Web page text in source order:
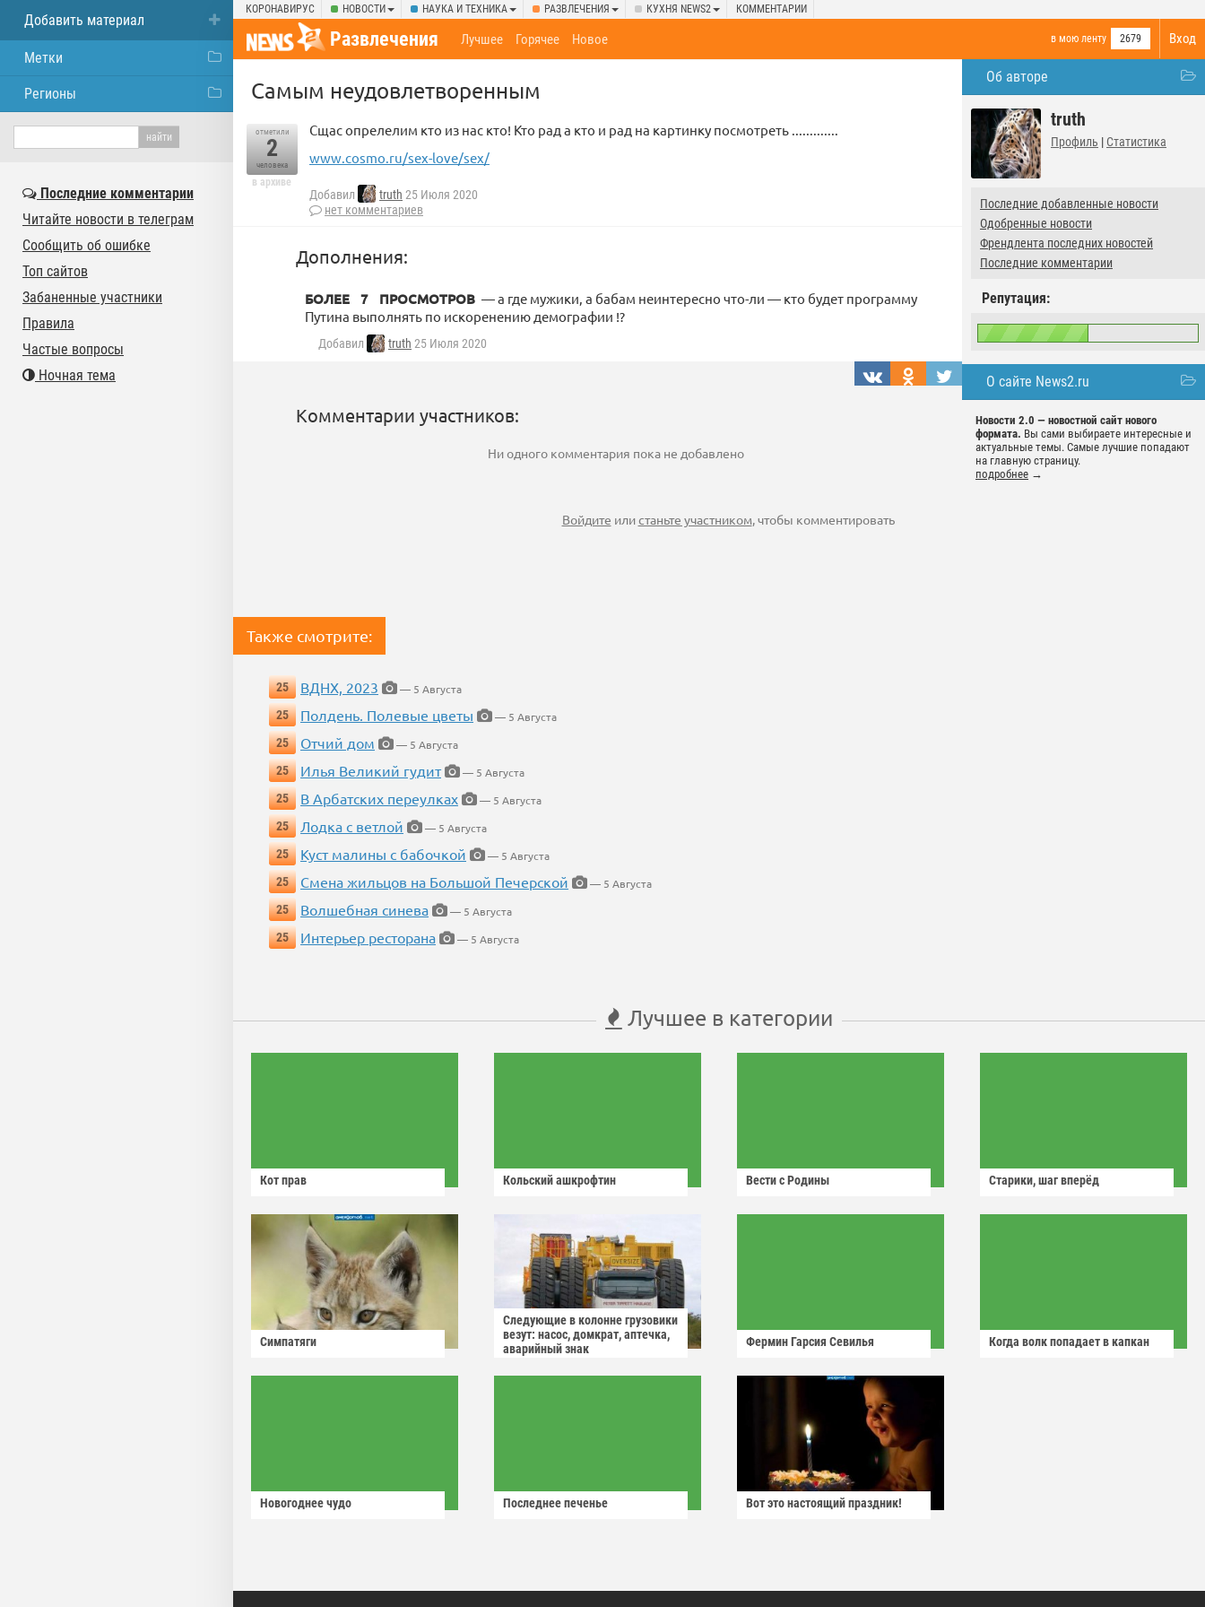
КОРОНАВИРУС НОВОСТИ НАУКА И ТЕХНИКА РАЗВЛЕЧЕНИЯ КУХНЯ NEWS2 КОММЕНТАРИИ
Вход
Развлечения в мою ленту 2679
Лучшее Горячее Новое
Об авторе
truth
Профиль | Статистика
Последние добавленные новости
Одобренные новости
Френдлента последних новостей
Последние комментарии
Репутация:
О сайте News2.ru
Новости 2.0 — новостной сайт нового
формата. Вы сами выбираете интересные и
актуальные темы. Самые лучшие попадают
на главную страницу.
подробнее →
Самым неудовлетворенным
отметили
2
человека
в архиве
Сщас опрелелим кто из нас кто! Кто рад а кто и рад на картинку посмотреть .............
www.cosmo.ru/sex-love/sex/
Добавил truth 25 Июля 2020
нет комментариев
Дополнения:
БОЛЕЕ 7 ПРОСМОТРОВ — а где мужики, а бабам неинтересно что-ли — кто будет программу
Путина выполнять по искоренению демографии !?
Добавил truth 25 Июля 2020
Комментарии участников:
Ни одного комментария пока не добавлено
Войдите илистаньте участником , чтобы комментировать
Также смотрите:
25 ВДНХ, 2023
— 5 Августа
25
Полдень. Полевые цветы
— 5 Августа
25
Отчий дом
— 5 Августа
25
Илья Великий гудит
— 5 Августа
25
В Арбатских переулках
— 5 Августа
25
Лодка с ветлой
— 5 Августа
25
Куст малины с бабочкой
— 5 Августа
25
Смена жильцов на Большой Печерской
— 5 Августа
25
Волшебная синева
— 5 Августа
25
Интерьер ресторана — 5 Августа
Лучшее в категории
Кот прав Кольский ашкрофтин Вести с Родины Старики, шаг вперёд
Симпатяги
Следующие в колонне грузовики
везут: насос, домкрат, аптечка,
аварийный знак
Фермин Гарсия Севилья Когда волк попадает в капкан
Новогоднее чудо Последнее печенье Вот это настоящий праздник!
Добавить материал
Метки
Регионы
Последние комментарии
Читайте новости в телеграм
Сообщить об ошибке
Топ сайтов
Забаненные участники
Правила
Частые вопросы
Ночная тема